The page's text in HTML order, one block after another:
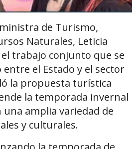
de Turismo,
Naturales, Leticia
el trabajo conjunto que se
el Estado y el sector
la propuesta turística
la temporada invernal
amplia variedad de
y culturales.